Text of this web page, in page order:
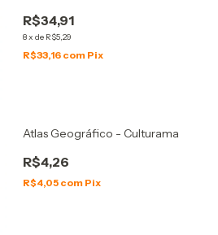
R$34,91
8x de R$5,29
R$33,16 com Pix
Atlas Geográfico - Culturama
R$4,26
R$4,05 com Pix